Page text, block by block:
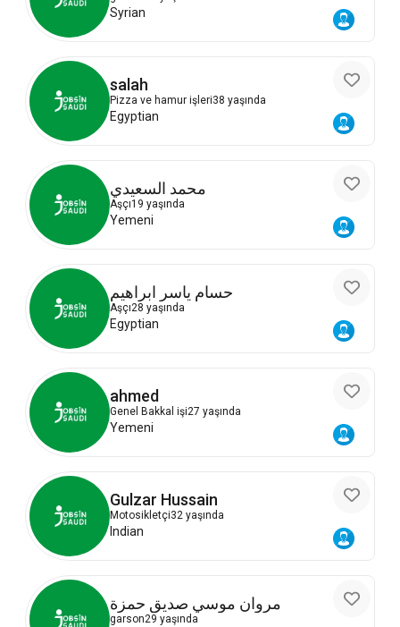
Syrian
salah
Pizza ve hamur işleri38 yaşında
Egyptian
محمد السعيدي
Aşçı19 yaşında
Yemeni
حسام ياسر ابراهيم
Aşçı28 yaşında
Egyptian
ahmed
Genel Bakkal işi27 yaşında
Yemeni
Gulzar Hussain
Motosikletçi32 yaşında
Indian
مروان موسي صديق حمزة
garson29 yaşında